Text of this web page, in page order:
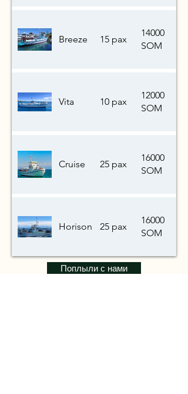
Breeze 15 pax
14000
SOM
Vita 10 pax
12000
SOM
Cruise 25 pax
16000
SOM
Horison 25 pax
16000
SOM
Поплыли с нами